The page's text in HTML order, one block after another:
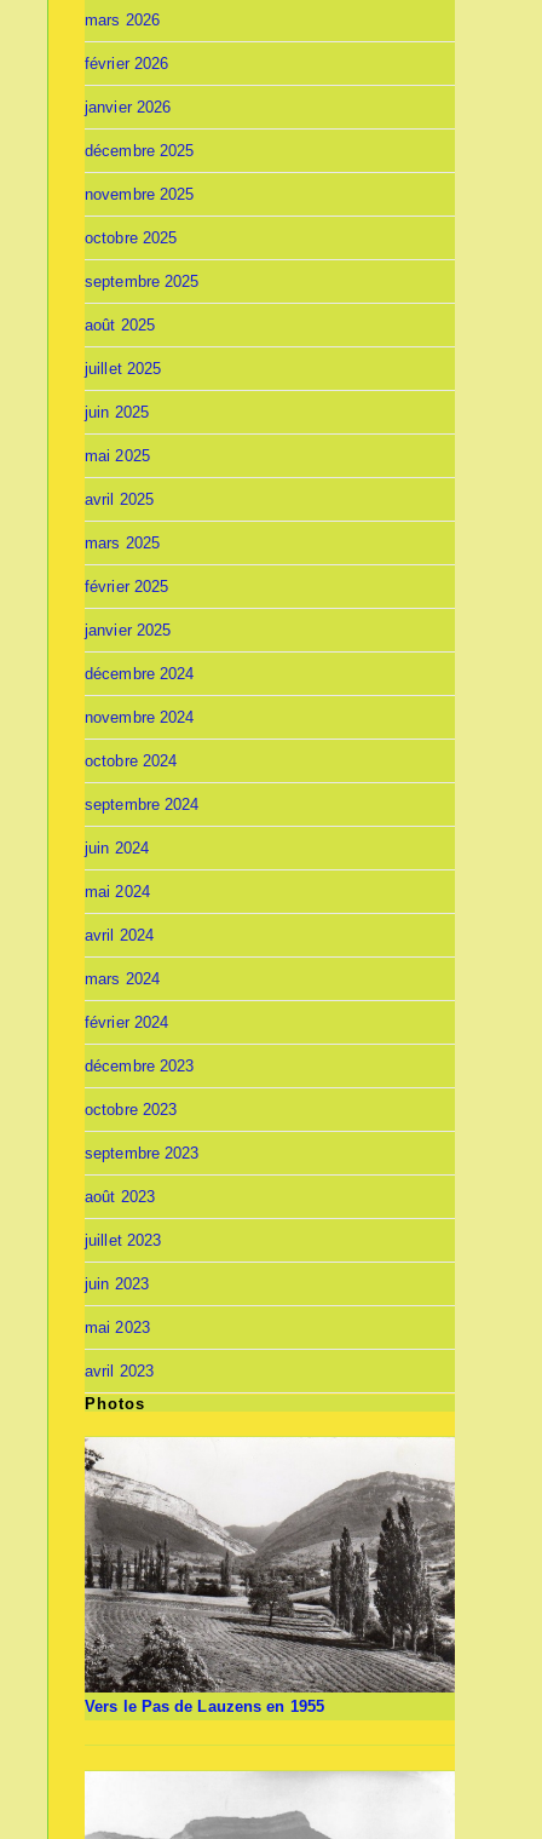
mars 2026
février 2026
janvier 2026
décembre 2025
novembre 2025
octobre 2025
septembre 2025
août 2025
juillet 2025
juin 2025
mai 2025
avril 2025
mars 2025
février 2025
janvier 2025
décembre 2024
novembre 2024
octobre 2024
septembre 2024
juin 2024
mai 2024
avril 2024
mars 2024
février 2024
décembre 2023
octobre 2023
septembre 2023
août 2023
juillet 2023
juin 2023
mai 2023
avril 2023
Photos
Vers le Pas de Lauzens en 1955